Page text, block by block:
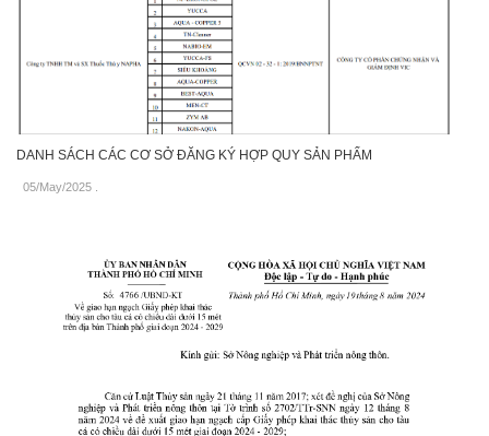
DANH SÁCH CÁC CƠ SỞ ĐĂNG KÝ HỢP QUY SẢN PHẨM
05/May/2025